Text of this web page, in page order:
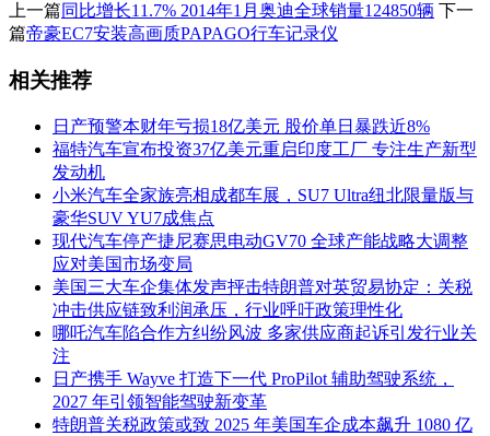
上一篇同比增长11.7% 2014年1月奥迪全球销量124850辆 下一
篇帝豪EC7安装高画质PAPAGO行车记录仪
相关推荐
日产预警本财年亏损18亿美元 股价单日暴跌近8%
福特汽车宣布投资37亿美元重启印度工厂 专注生产新型
发动机
小米汽车全家族亮相成都车展，SU7 Ultra纽北限量版与
豪华SUV YU7成焦点
现代汽车停产捷尼赛思电动GV70 全球产能战略大调整
应对美国市场变局
美国三大车企集体发声抨击特朗普对英贸易协定：关税
冲击供应链致利润承压，行业呼吁政策理性化
哪吒汽车陷合作方纠纷风波 多家供应商起诉引发行业关
注
日产携手 Wayve 打造下一代 ProPilot 辅助驾驶系统，
2027 年引领智能驾驶新变革
特朗普关税政策或致 2025 年美国车企成本飙升 1080 亿